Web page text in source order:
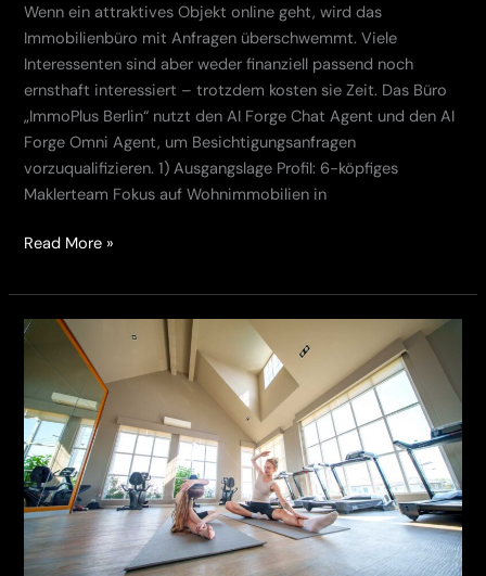
Wenn ein attraktives Objekt online geht, wird das
Immobilienbüro mit Anfragen überschwemmt. Viele
Interessenten sind aber weder finanziell passend noch
ernsthaft interessiert – trotzdem kosten sie Zeit. Das Büro
„ImmoPlus Berlin“ nutzt den AI Forge Chat Agent und den AI
Forge Omni Agent, um Besichtigungsanfragen
vorzuqualifizieren. 1) Ausgangslage Profil: 6-köpfiges
Maklerteam Fokus auf Wohnimmobilien in
Read More »
Wie
Fitnessstudio
mit
KI
mehr
Probetrainings
in
Mitglieder
verwandelt